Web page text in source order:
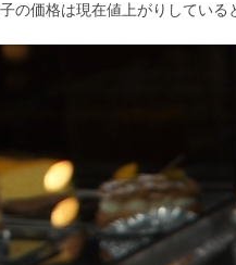
の価格は現在値上がりしている